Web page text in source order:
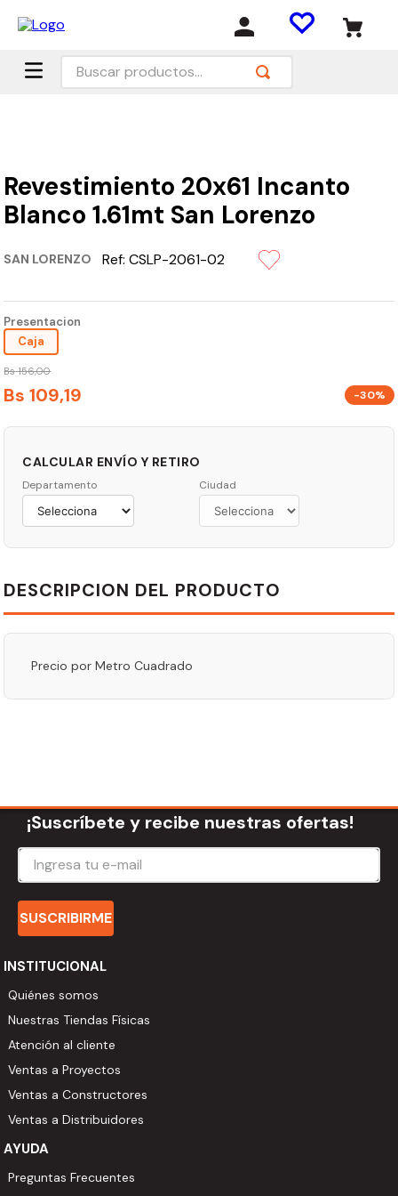
Buscar productos...
Revestimiento 20x61 Incanto
Blanco 1.61mt San Lorenzo
SAN LORENZO Ref:CSLP-2061-02
Presentacion
Caja
Bs 156,00
Bs 109,19 -30%
CALCULAR ENVÍO Y RETIRO
Departamento Ciudad
DESCRIPCION DEL PRODUCTO
Precio por Metro Cuadrado
¡Suscríbete y recibe nuestras ofertas!
SUSCRIBIRME
INSTITUCIONAL
Quiénes somos
Nuestras Tiendas Físicas
Atención al cliente
Ventas a Proyectos
Ventas a Constructores
Ventas a Distribuidores
AYUDA
Preguntas Frecuentes